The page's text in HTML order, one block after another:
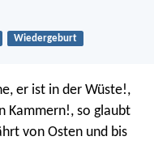
Wiedergeburt
er ist in der Wüste!,
Kammern!, so glaubt
von Osten und bis